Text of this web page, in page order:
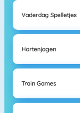
Vaderdag Spelletjes
Hartenjagen
Train Games